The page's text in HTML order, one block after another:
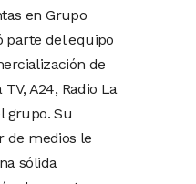
en Grupo
parte del equipo
de
A24, Radio La
grupo. Su
de medios le
sólida